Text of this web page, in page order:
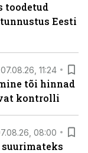
toodetud
Eesti
07.08.26, 11:24
tõi hinnad
kontrolli
08:00